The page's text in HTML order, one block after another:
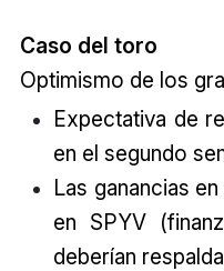
Caso del toro
Optimismo de los
Expectativa de
en el segundo
Las ganancias
en SPYV
deberían